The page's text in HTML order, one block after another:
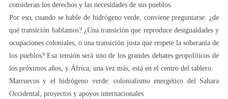
consideran los derechos y las necesidades de sus pueblos.
Por eso, cuando se hable de hidrógeno verde, conviene preguntarse: ¿de
qué transición hablamos? ¿Una transición que reproduce desigualdades y
ocupaciones coloniales, o una transición justa que respete la soberanía de
los pueblos? Esa tensión será uno de los grandes debates geopolíticos de
los próximos años, y África, una vez más, está en el centro del tablero.
Marruecos y el hidrógeno verde: colonialismo energético del Sahara
Occidental, proyectos y apoyos internacionales